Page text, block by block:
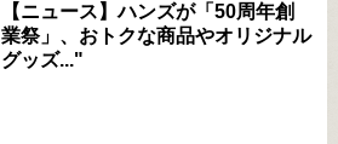
【ニュース】ハンズが「50周年創
業祭」、おトクな商品やオリジナル
グッズ..."